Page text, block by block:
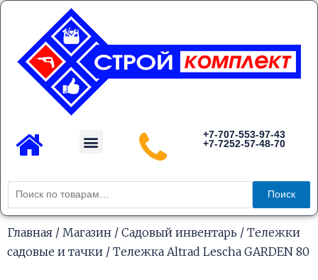
Перейти
содержимому
Menu
+7-707-553-97-43
+7-7252-57-48-70
Искать:
Поиск
Главная / Магазин / Садовый инвентарь / Тележки
садовые и тачки / Тележка Altrad Lescha GARDEN 80